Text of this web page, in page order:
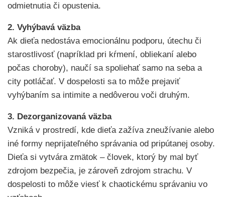
odmietnutia či opustenia.
2. Vyhýbavá väzba
Ak dieťa nedostáva emocionálnu podporu, útechu či
starostlivosť (napríklad pri kŕmení, obliekaní alebo
počas choroby), naučí sa spoliehať samo na seba a
city potláčať. V dospelosti sa to môže prejaviť
vyhýbaním sa intimite a nedôverou voči druhým.
3. Dezorganizovaná väzba
Vzniká v prostredí, kde dieťa zažíva zneužívanie alebo
iné formy neprijateľného správania od pripútanej osoby.
Dieťa si vytvára zmätok – človek, ktorý by mal byť
zdrojom bezpečia, je zároveň zdrojom strachu. V
dospelosti to môže viesť k chaotickému správaniu vo